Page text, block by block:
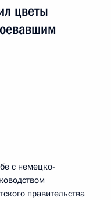
цветы
с немецко-
правительства